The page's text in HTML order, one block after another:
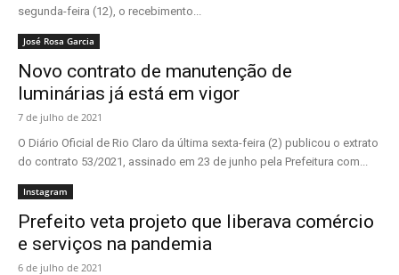
segunda-feira (12), o recebimento...
José Rosa Garcia
Novo contrato de manutenção de
luminárias já está em vigor
7 de julho de 2021
O Diário Oficial de Rio Claro da última sexta-feira (2) publicou o extrato
do contrato 53/2021, assinado em 23 de junho pela Prefeitura com...
Instagram
Prefeito veta projeto que liberava comércio
e serviços na pandemia
6 de julho de 2021